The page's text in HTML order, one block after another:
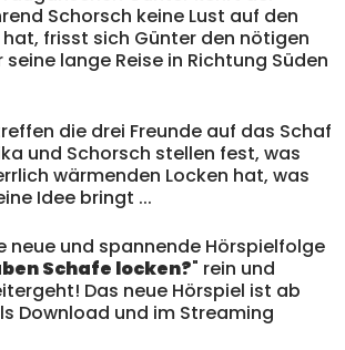
Schorsch keine Lust auf den
frisst sich Günter den nötigen
lange Reise in Richtung Süden
die drei Freunde auf das Schaf
und Schorsch stellen fest, was
wärmenden Locken hat, was
Idee bringt ...
neue und spannende Hörspielfolge
Schafe locken?" rein und
Das neue Hörspiel ist ab
Download und im Streaming